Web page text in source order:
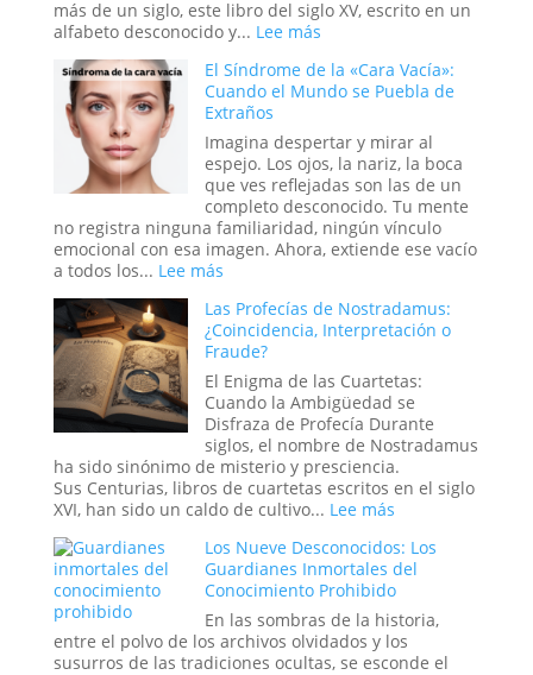
la
Ciencia
las
Lluvias
Animales
más de un siglo, este libro del siglo XV, escrito en un
alfabeto desconocido y... Lee más:
Manuscrito
Voynich:
engaño
medieval,
un
tratado
secreto
o
de
las
El Síndrome de la «Cara Vacía»:
Cuando el Mundo se Puebla de
Extraños
Imagina despertar y mirar al
espejo. Los ojos, la nariz, la boca
que ves reflejadas son las de un
completo desconocido. Tu mente
no registra ninguna familiaridad, ningún vínculo
emocional con esa imagen. Ahora, extiende ese vacío
a todos los... Lee más:
Síndrome
de
la
«Cara
Vacía»:
Cuando
el
Mundo
se
Puebla
Extraños
Las Profecías de Nostradamus:
¿Coincidencia, Interpretación o
Fraude?
El Enigma de las Cuartetas:
Cuando la Ambigüedad se
Disfraza de Profecía Durante
siglos, el nombre de Nostradamus
ha sido sinónimo de misterio y presciencia.
Sus Centurias, libros de cuartetas escritos en el siglo
XVI, han sido un caldo de cultivo... Lee más:
Profecías
de
Nostradamus:
¿Coincidencia,
Interpretación
o
Los Nueve Desconocidos: Los
Guardianes Inmortales del
Conocimiento Prohibido
En las sombras de la historia,
entre el polvo de los archivos olvidados y los
susurros de las tradiciones ocultas, se esconde el